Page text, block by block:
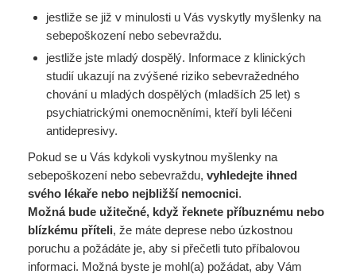
jestliže se již v minulosti u Vás vyskytly myšlenky na
sebepoškození nebo sebevraždu.
jestliže jste mladý dospělý. Informace z klinických
studií ukazují na zvýšené riziko sebevražedného
chování u mladých dospělých (mladších 25 let) s
psychiatrickými onemocněními, kteří byli léčeni
antidepresivy.
Pokud se u Vás kdykoli vyskytnou myšlenky na
sebepoškození nebo sebevraždu, vyhledejte ihned
svého lékaře nebo nejbližší nemocnici.
Možná bude užitečné, když řeknete příbuznému nebo
blízkému příteli, že máte deprese nebo úzkostnou
poruchu a požádáte je, aby si přečetli tuto příbalovou
informaci. Možná byste je mohl(a) požádat, aby Vám